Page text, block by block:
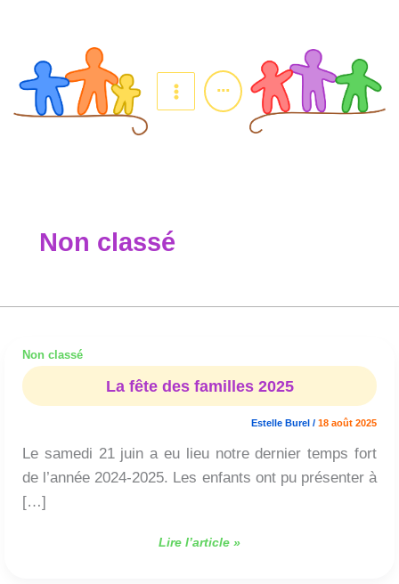
...
Non classé
Non classé
La fête des familles 2025
Estelle Burel / 18 août 2025
Le samedi 21 juin a eu lieu notre dernier temps fort
de l’année 2024-2025. Les enfants ont pu présenter à
[…]
fête
Lire l’article »